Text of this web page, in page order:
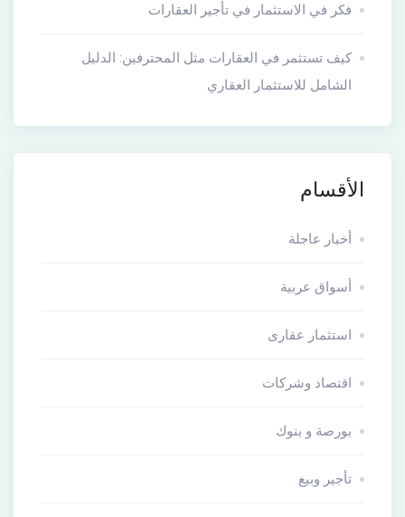
فكر في الاستثمار في تأجير العقارات
كيف تستثمر في العقارات مثل المحترفين: الدليل
الشامل للاستثمار العقاري
الأقسام
أخبار عاجلة
أسواق عربية
استثمار عقارى
اقتصاد وشركات
بورصة و بنوك
تأجير وبيع